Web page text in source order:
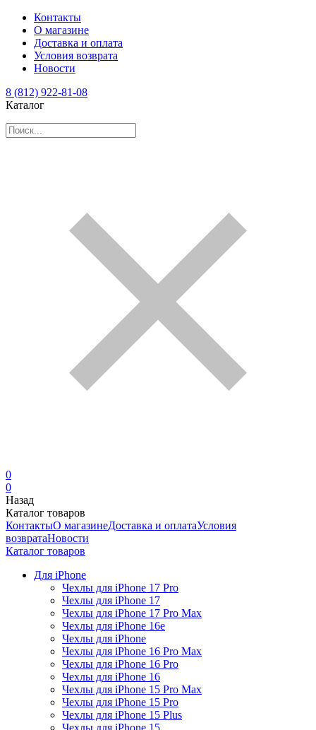
Контакты
О магазине
Доставка и оплата
Условия возврата
Новости
8 (812) 922-81-08
Каталог
0
0
Назад
Каталог товаров
КонтактыО магазинеДоставка и оплатаУсловия
возвратаНовости
Каталог товаров
Для iPhone
Чехлы для iPhone 17 Pro
Чехлы для iPhone 17
Чехлы для iPhone 17 Pro Max
Чехлы для iPhone 16e
Чехлы для iPhone
Чехлы для iPhone 16 Pro Max
Чехлы для iPhone 16 Pro
Чехлы для iPhone 16
Чехлы для iPhone 15 Pro Max
Чехлы для iPhone 15 Pro
Чехлы для iPhone 15 Plus
Чехлы для iPhone 15